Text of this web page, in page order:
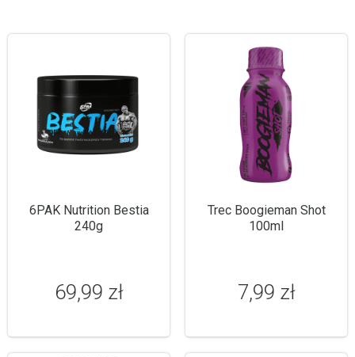
6PAK Nutrition Bestia
240g
69,99 zł
Trec Boogieman Shot
100ml
7,99 zł